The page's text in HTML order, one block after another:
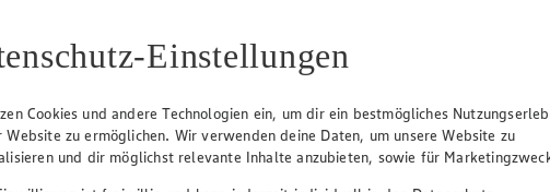
erfolgen.
Einstellungen
Cookies und andere Technologien ein, um dir ein bestmögliches
Website zu ermöglichen. Wir verwenden deine Daten, um unsere Website zu
und dir möglichst relevante Inhalte anzubieten, sowie für